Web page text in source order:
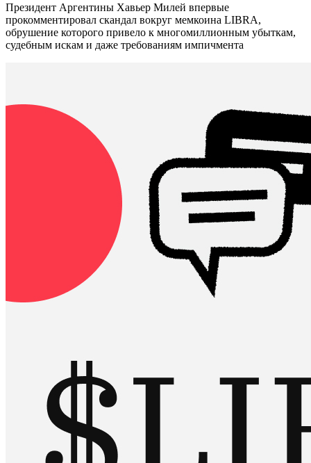
Президент Аргентины Хавьер Милей впервые
прокомментировал скандал вокруг мемкоина LIBRA,
обрушение которого привело к многомиллионным убыткам,
судебным искам и даже требованиям импичмента